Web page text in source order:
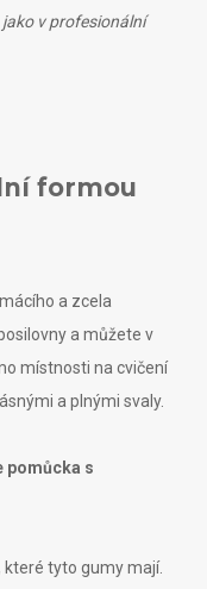
v profesionální
formou
a zcela
a můžete v
místnosti na cvičení
a plnými svaly.
pomůcka s
které tyto gumy mají.